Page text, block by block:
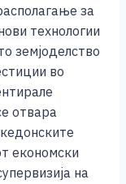
за
технологии
земјоделство
во
отвара
економски
на